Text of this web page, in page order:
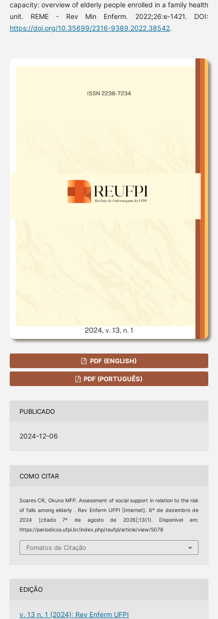
capacity: overview of elderly people enrolled in a family health
unit. REME - Rev Min Enferm. 2022;26:e-1421. DOI:
https://doi.org/10.35699/2316-9389.2022.38542.
PDF (ENGLISH)
PDF (PORTUGUÊS)
PUBLICADO
2024-12-06
COMO CITAR
Soares CR, Okuno MFP. Assessment of social support in relation to the risk
of falls among elderly . Rev Enferm UFPI [Internet]. 6º de dezembro de
2024 [citado 7º de agosto de 2026];13(1). Disponível em:
https://periodicos.ufpi.br/index.php/reufpi/article/view/5078
Fomatos de Citação
EDIÇÃO
v. 13 n. 1 (2024): Rev Enferm UFPI